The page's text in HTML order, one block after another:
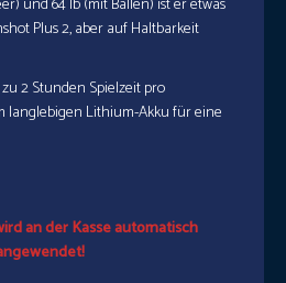
und 64 lb (mit Bällen) ist er etwas
Plus 2, aber auf Haltbarkeit
zu 2 Stunden Spielzeit pro
langlebigen Lithium-Akku für eine
an der Kasse automatisch